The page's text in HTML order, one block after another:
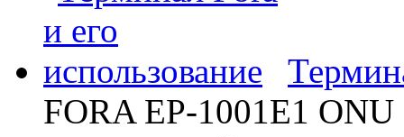
FORA EP-1001E1 ONU